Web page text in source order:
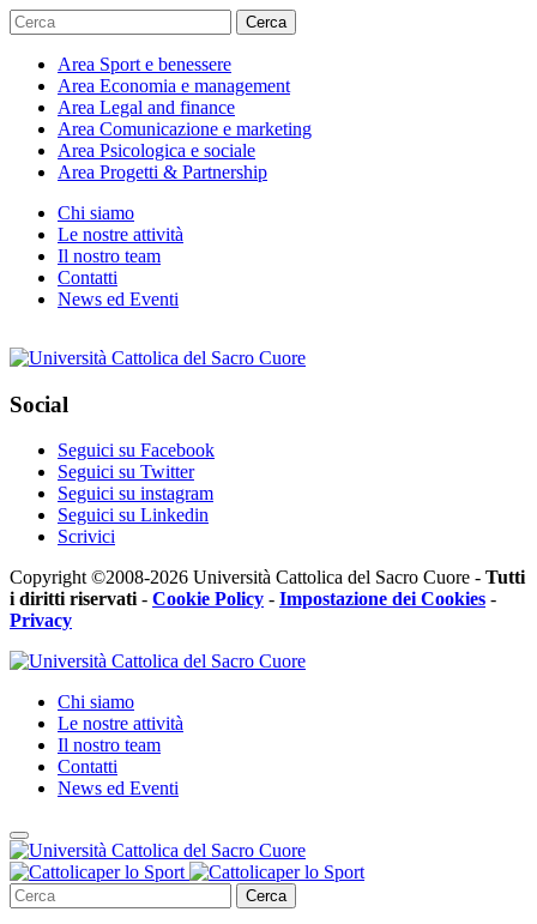
Cerca
Area Sport e benessere
Area Economia e management
Area Legal and finance
Area Comunicazione e marketing
Area Psicologica e sociale
Area Progetti & Partnership
Chi siamo
Le nostre attività
Il nostro team
Contatti
News ed Eventi
Social
Seguici su Facebook
Seguici su Twitter
Seguici su instagram
Seguici su Linkedin
Scrivici
Copyright ©2008-2026 Università Cattolica del Sacro Cuore - Tutti
i diritti riservati- Cookie Policy - Impostazione dei Cookies -
Privacy
Chi siamo
Le nostre attività
Il nostro team
Contatti
News ed Eventi
Cerca